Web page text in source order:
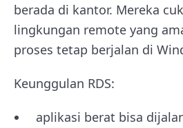
berada di kantor. Mereka
lingkungan remote yang
proses tetap berjalan di
Keunggulan RDS:
aplikasi berat bisa